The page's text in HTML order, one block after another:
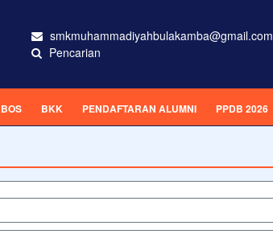
smkmuhammadiyahbulakamba@gmail.com
Pencarian
BOS BKK PENDAFTARAN ALUMNI PPDB 2026